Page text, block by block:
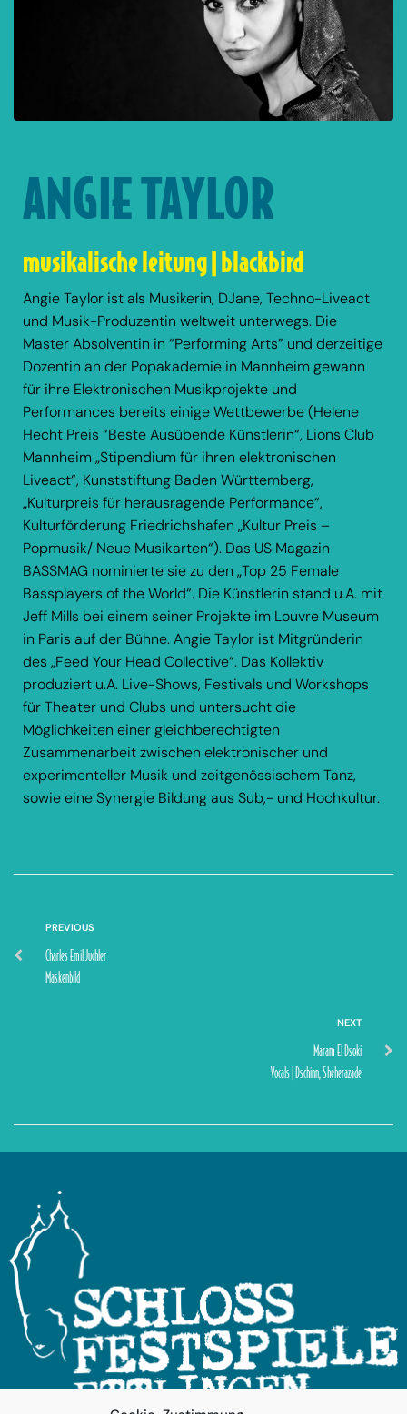
ANGIE TAYLOR
musikalische leitung | blackbird
Angie Taylor ist als Musikerin, DJane, Techno-Liveact
und Musik-Produzentin weltweit unterwegs. Die
Master Absolventin in “Performing Arts” und derzeitige
Dozentin an der Popakademie in Mannheim gewann
für ihre Elektronischen Musikprojekte und
Performances bereits einige Wettbewerbe (Helene
Hecht Preis “Beste Ausübende Künstlerin“, Lions Club
Mannheim „Stipendium für ihren elektronischen
Liveact“, Kunststiftung Baden Württemberg,
„Kulturpreis für herausragende Performance“,
Kulturförderung Friedrichshafen „Kultur Preis –
Popmusik/ Neue Musikarten“). Das US Magazin
BASSMAG nominierte sie zu den „Top 25 Female
Bassplayers of the World“. Die Künstlerin stand u.A. mit
Jeff Mills bei einem seiner Projekte im Louvre Museum
in Paris auf der Bühne. Angie Taylor ist Mitgründerin
des „Feed Your Head Collective“. Das Kollektiv
produziert u.A. Live-Shows, Festivals und Workshops
für Theater und Clubs und untersucht die
Möglichkeiten einer gleichberechtigten
Zusammenarbeit zwischen elektronischer und
experimenteller Musik und zeitgenössischem Tanz,
sowie eine Synergie Bildung aus Sub,- und Hochkultur.
PREVIOUS
Charles Emil Juchler
Maskenbild
NEXT
Maram El Dsoki
Vocals | Dschinn, Sheherazade